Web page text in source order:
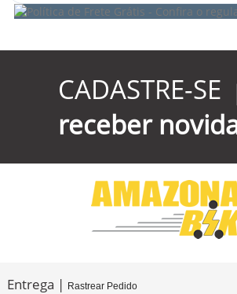
CADASTRE-SE
receber
Entrega | Rastrear Pedido